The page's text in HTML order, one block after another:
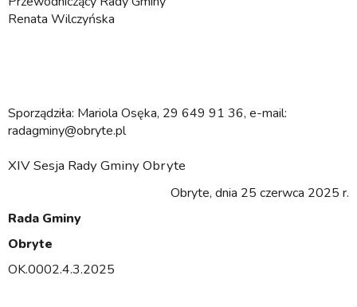
Renata Wilczyńska
Sporządziła: Mariola Osęka, 29 649 91 36, e-mail:
radagminy@obryte.pl
XIV Sesja Rady Gminy Obryte
Obryte, dnia 25 czerwca 2025 r.
Rada Gminy
Obryte
OK.0002.4.3.2025